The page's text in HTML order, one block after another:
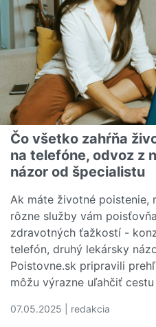
Čo všetko zahŕňa
na telefóne, odvoz z
názor od špecialistu
Ak máte životné poistenie,
rôzne služby vám
zdravotných ťažkostí -
telefón, druhý lekársky
Poistovne.sk pripravili
môžu výrazne uľahčiť
07.05.2025 | redakcia